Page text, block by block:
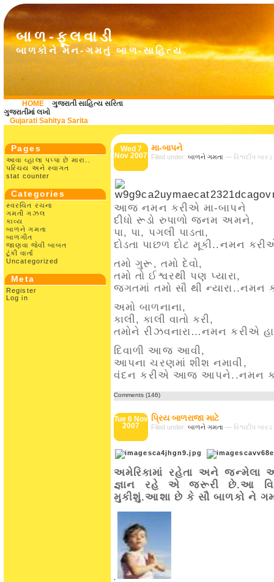
બાળ-ફૂલવાડી
બાળકોને મન-ગમતું બાળ-સાહિત્ય.
HOME
ગુજરાતી સાહિત્ય સરિતા
ગુજરાતીમાં લખો
Gujarati Sahitya Sarita
Pages
આવા વ્હાલા પપ્પા છે મારા..
પરિચય અને સ્વાગત
stat counter
Categories
સ્વરચિત રચના
ગમતી ગઝલ
કાવ્ય
બાળને ગમતા
બાળગીત
જાણવા જેવી બાબત
ટૂંકી વાર્તા
Uncategorized
Meta
Register
Log in
Wed 7
Nov 2007
મા-બાપને
Filed under: બાળને ગમતા — વિશ્વદીપ
આજ નમન કરીએ મા-બાપને
દીધો રૂડો રુપાળો જનમ અમને,
પા, પા, પગલી પાડતા,
દોડતા પાછળ દોટ મૂકી..નમન
તમો ગુરૂ, તમો દેવો,
તમો તો ઈશ્વરથી પણ પ્યારા,
જગતમાં તમો સૌ થી ન્યારા..નમન
અમો બાળનાના,
કાલી, કાલી વાતો કરી,
તમોને રીઝવનારા…નમન કરીએ
દિવાળી આજ આવી,
આપના ચરણમાં શીશ નમાવી,
વંદન કરીએ આજ આપને..નમન
Comments (146)
Tue 6 Nov
2007
પ્રિય બાળરાજા માટે
Filed under: બાળને ગમતા — વિશ્વદીપ
અમેરિકામાં રહેતા અને જન્મેલા
જ્ઞાન રહે એ જરૂરી છે.આ
મુકીશું.આશા છે કે સૌ બાળકો ને
.